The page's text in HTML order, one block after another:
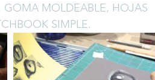
GOMA MOLDEABLE, HOJAS
SIMPLE.